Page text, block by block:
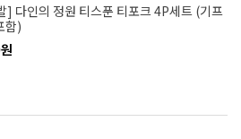
] 다인의 정원 티스푼 티포크 4P세트 (기프
함)